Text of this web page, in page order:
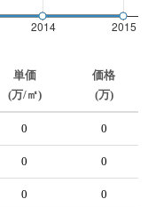
単価
(万/㎡)
価格
(万)
0 0
0 0
0 0